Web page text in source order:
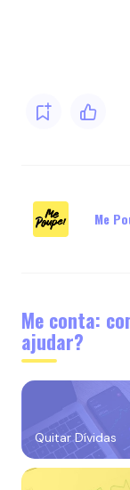
Me
Me conta:
ajudar?
Quitar Dívidas